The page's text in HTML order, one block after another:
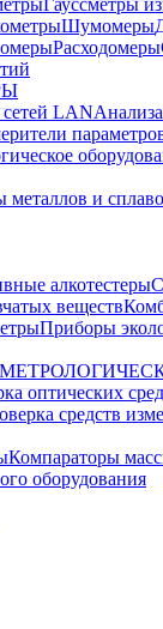
Гауссметры
Шумомеры
Расходомеры
сетей LAN
металлов и
алкотестеры
веществ
Приборы
оптических
средств
Компараторы
оборудования